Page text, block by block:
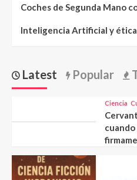
Coches de Segunda Mano
Inteligencia Artificial y ética
Latest Popular
Ciencia